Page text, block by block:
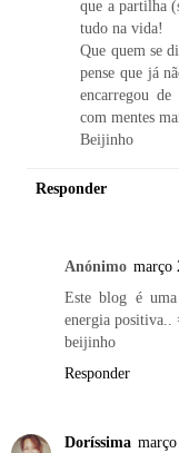
que a partilha
tudo na vida!
Que quem se
pense que já
encarregou
com mentes
Beijinho
Responder
Anónimo março
Este blog é
energia positiva..
beijinho
Responder
Doríssima